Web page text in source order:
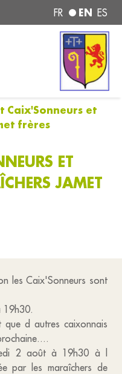
FR EN ES
Caix'Sonneurs et
frères
ET
JAMET
les Caix'Sonneurs sont
19h30.
d autres caixonnais
2 août à 19h30 à l
par les maraîchers de